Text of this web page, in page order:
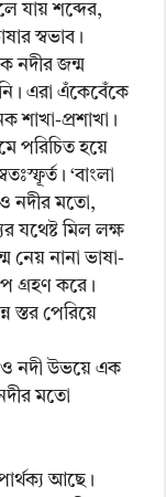
যায় শব্দের,
স্বভাব।
নদীর জন্ম
এরা এঁকেবেঁকে
শাখা-প্রশাখা।
পরিচিত হয়ে
‘বাংলা
নদীর মতো,
যথেষ্ট মিল লক্ষ
নেয় নানা ভাষা-
গ্রহণ করে।
স্তর পেরিয়ে
ও নদী উভয়ে এক
মতো
আছে।